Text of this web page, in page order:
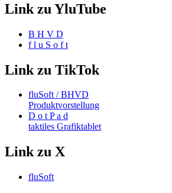
Link zu YluTube
B H V D
f l u S o f t
Link zu TikTok
fluSoft / BHVD
Produktvorstellung
D o t P a d
taktiles Grafiktablet
Link zu X
fluSoft